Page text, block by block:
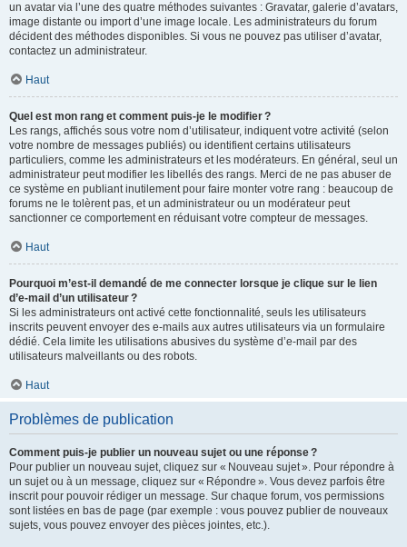
un avatar via l’une des quatre méthodes suivantes : Gravatar, galerie d’avatars,
image distante ou import d’une image locale. Les administrateurs du forum
décident des méthodes disponibles. Si vous ne pouvez pas utiliser d’avatar,
contactez un administrateur.
Haut
Quel est mon rang et comment puis-je le modifier ?
Les rangs, affichés sous votre nom d’utilisateur, indiquent votre activité (selon
votre nombre de messages publiés) ou identifient certains utilisateurs
particuliers, comme les administrateurs et les modérateurs. En général, seul un
administrateur peut modifier les libellés des rangs. Merci de ne pas abuser de
ce système en publiant inutilement pour faire monter votre rang : beaucoup de
forums ne le tolèrent pas, et un administrateur ou un modérateur peut
sanctionner ce comportement en réduisant votre compteur de messages.
Haut
Pourquoi m’est-il demandé de me connecter lorsque je clique sur le lien
d’e-mail d’un utilisateur ?
Si les administrateurs ont activé cette fonctionnalité, seuls les utilisateurs
inscrits peuvent envoyer des e-mails aux autres utilisateurs via un formulaire
dédié. Cela limite les utilisations abusives du système d’e-mail par des
utilisateurs malveillants ou des robots.
Haut
Problèmes de publication
Comment puis-je publier un nouveau sujet ou une réponse ?
Pour publier un nouveau sujet, cliquez sur « Nouveau sujet ». Pour répondre à
un sujet ou à un message, cliquez sur « Répondre ». Vous devez parfois être
inscrit pour pouvoir rédiger un message. Sur chaque forum, vos permissions
sont listées en bas de page (par exemple : vous pouvez publier de nouveaux
sujets, vous pouvez envoyer des pièces jointes, etc.).